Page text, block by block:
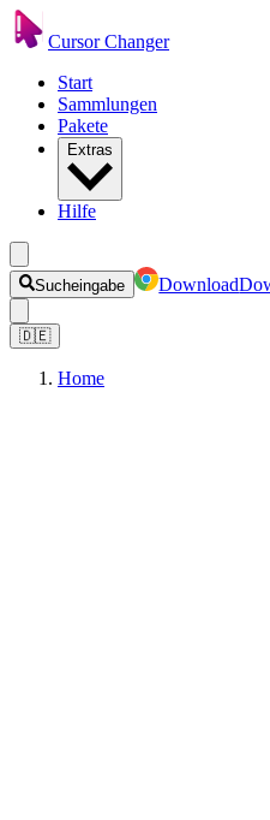
Cursor Changer
Start
Sammlungen
Pakete
Extras
Hilfe
Sucheingabe Download
🇩🇪
Home